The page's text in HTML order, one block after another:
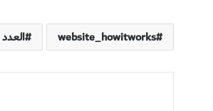
website_howitworks العدد